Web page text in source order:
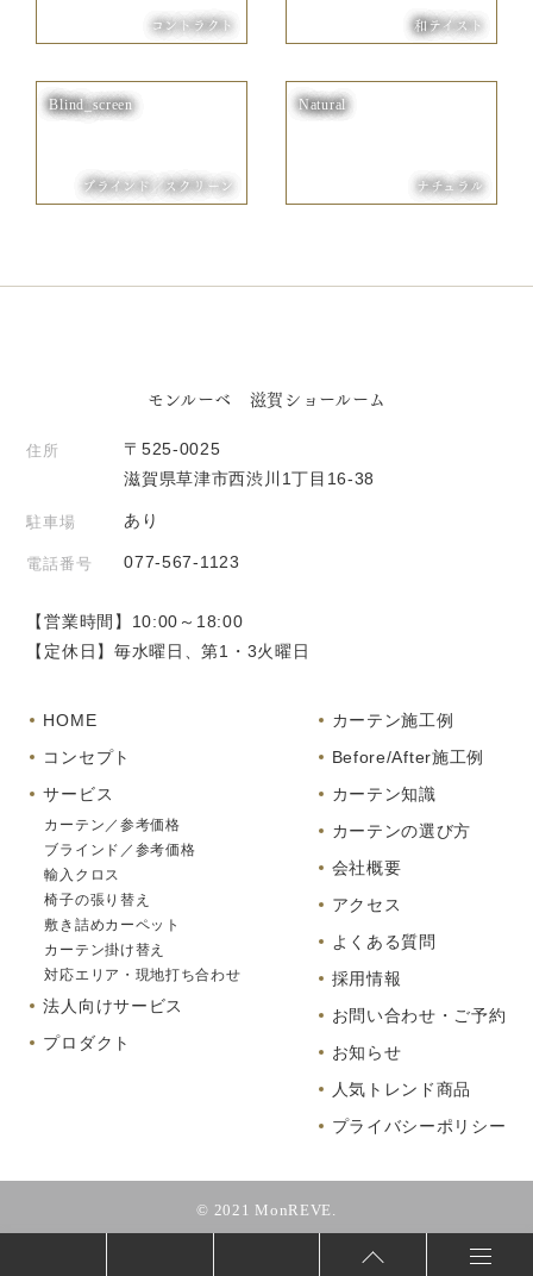
コントラクト 和テイスト
Blind_screen
ブラインド／スクリーン
Natural
ナチュラル
モンルーベ 滋賀ショールーム
住所
〒525-0025
滋賀県草津市西渋川1丁目16-38
駐車場 あり
電話番号 077-567-1123
【営業時間】10:00～18:00
【定休日】毎水曜日、第1・3火曜日
HOME
コンセプト
サービス
カーテン／参考価格
ブラインド／参考価格
輸入クロス
椅子の張り替え
敷き詰めカーペット
カーテン掛け替え
対応エリア・現地打ち合わせ
法人向けサービス
プロダクト
カーテン施工例
Before/After施工例
カーテン知識
カーテンの選び方
会社概要
アクセス
よくある質問
採用情報
お問い合わせ・ご予約
お知らせ
人気トレンド商品
プライバシーポリシー
© 2021 MonREVE.